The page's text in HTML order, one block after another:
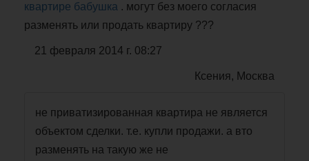
квартире бабушка . могут без моего согласия
разменять или продать квартиру ???
21 февраля 2014 г. 08:27
Ксения, Москва
не приватизированная квартира не является
объектом сделки. т.е. купли продажи. а вто
разменять на такую же не